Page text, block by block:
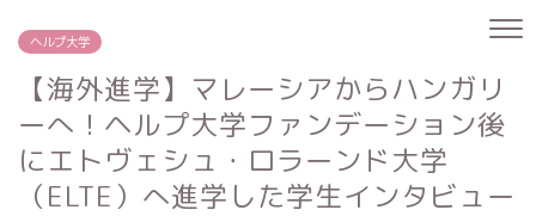
ヘルプ大学
【海外進学】マレーシアからハンガリ
ーへ！ヘルプ大学ファンデーション後
にエトヴェシュ・ロラーンド大学
（ELTE）へ進学した学生インタビュー